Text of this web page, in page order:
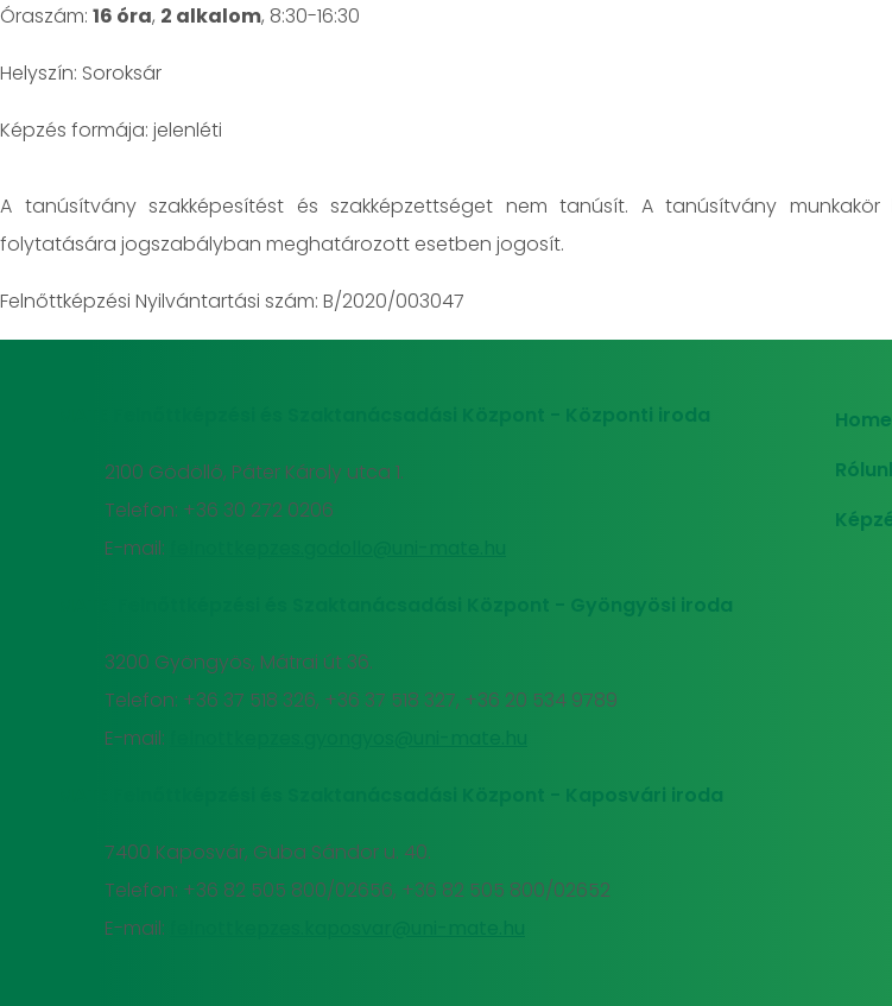
Óraszám: 16 óra, 2 alkalom, 8:30-16:30
Helyszín: Soroksár
jelenléti
A tanúsítvány szakképesítést és szakképzettséget nem tanúsít. A tanúsítvány munkakör
folytatására jogszabályban meghatározott esetben jogosít.
Felnőttképzési Nyilvántartási szám: B/2020/003047
2100 Gödöllő, Páter Károly utca 1.
Telefon: +36 30 272 0206
E-mail:
MATE Felnőttképzési és Szaktanácsadási Központ - Gyöngyösi iroda
3200 Gyöngyös, Mátrai út 36.
Telefon: +36 37 518 326, +36 37 518 327, +36 20 534 9789
E-mail:
7400 Kaposvár, Guba Sándor u. 40.
Telefon: +36 82 505 800/02656, +36 82 505 800/02652
E-mail:
Home